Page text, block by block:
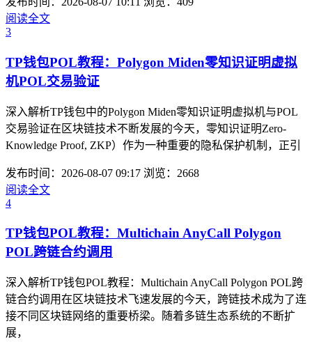
阅读全文
3
TP钱包POL教程：Polygon Miden零知识证明虚拟
机POL交易验证
深入解析TP钱包中的Polygon Miden零知识证明虚拟机与POL
交易验证在区块链技术不断发展的今天，零知识证明Zero-
Knowledge Proof, ZKP）作为一种重要的隐私保护机制，正引
发布时间：2026-08-07 09:17 浏览：2668
阅读全文
4
TP钱包POL教程：Multichain AnyCall Polygon
POL跨链合约调用
深入解析TP钱包POL教程：Multichain AnyCall Polygon POL跨
链合约调用在区块链技术飞速发展的今天，跨链技术成为了连
接不同区块链网络的重要桥梁。随着多链生态系统的不断扩
展，